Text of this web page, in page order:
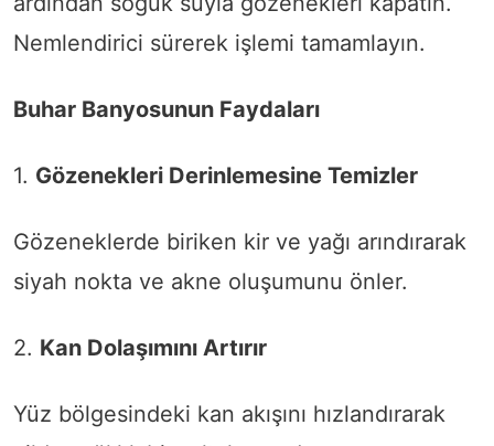
Nemlendirici sürerek işlemi tamamlayın.
Buhar Banyosunun Faydaları
1. Gözenekleri Derinlemesine Temizler
Gözeneklerde biriken kir ve yağı arındırarak
siyah nokta ve akne oluşumunu önler.
2. Kan Dolaşımını Artırır
Yüz bölgesindeki kan akışını hızlandırarak